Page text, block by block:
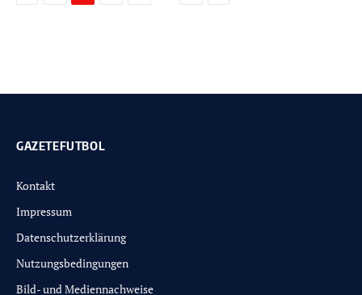
GAZETEFUTBOL
Kontakt
Impressum
Datenschutzerklärung
Nutzungsbedingungen
Bild- und Mediennachweise